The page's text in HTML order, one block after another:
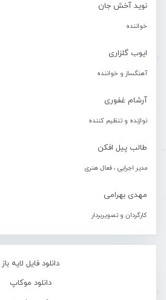
نوید آخش جان
خواننده
ایوب گلزاری
آهنگساز و خواننده
آرشام غفوری
نوازنده و تنظیم کننده
طالب پیل افکن
مدیر اجرایی ، فعال هنری
مهدی بهرامی
کارگردان و تصویربردار
دانلود فایل لایه باز
دانلود موکاپ